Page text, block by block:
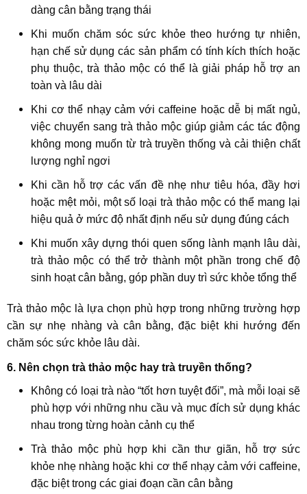
dàng cân bằng trạng thái
Khi muốn chăm sóc sức khỏe theo hướng tự nhiên,
hạn chế sử dụng các sản phẩm có tính kích thích hoặc
phụ thuộc, trà thảo mộc có thể là giải pháp hỗ trợ an
toàn và lâu dài
Khi cơ thể nhạy cảm với caffeine hoặc dễ bị mất ngủ,
việc chuyển sang trà thảo mộc giúp giảm các tác động
không mong muốn từ trà truyền thống và cải thiện chất
lượng nghỉ ngơi
Khi cần hỗ trợ các vấn đề nhẹ như tiêu hóa, đầy hơi
hoặc mệt mỏi, một số loại trà thảo mộc có thể mang lại
hiệu quả ở mức độ nhất định nếu sử dụng đúng cách
Khi muốn xây dựng thói quen sống lành mạnh lâu dài,
trà thảo mộc có thể trở thành một phần trong chế độ
sinh hoạt cân bằng, góp phần duy trì sức khỏe tổng thể
Trà thảo mộc là lựa chọn phù hợp trong những trường hợp
cần sự nhẹ nhàng và cân bằng, đặc biệt khi hướng đến
chăm sóc sức khỏe lâu dài.
6. Nên chọn trà thảo mộc hay trà truyền thống?
Không có loại trà nào “tốt hơn tuyệt đối”, mà mỗi loại sẽ
phù hợp với những nhu cầu và mục đích sử dụng khác
nhau trong từng hoàn cảnh cụ thể
Trà thảo mộc phù hợp khi cần thư giãn, hỗ trợ sức
khỏe nhẹ nhàng hoặc khi cơ thể nhạy cảm với caffeine,
đặc biệt trong các giai đoạn cần cân bằng